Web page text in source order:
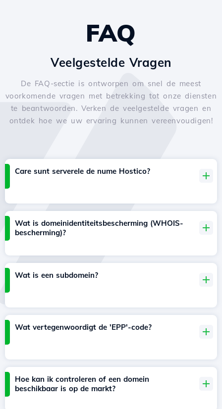
FAQ
Veelgestelde Vragen
De FAQ-sectie is ontworpen om snel de meest
voorkomende vragen met betrekking tot onze diensten
te beantwoorden. Verken de veelgestelde vragen en
ontdek hoe we uw ervaring kunnen vereenvoudigen!
Care sunt serverele de nume Hostico?
Wat is domeinidentiteitsbescherming (WHOIS-
bescherming)?
Wat is een subdomein?
Wat vertegenwoordigt de 'EPP'-code?
Hoe kan ik controleren of een domein
beschikbaar is op de markt?